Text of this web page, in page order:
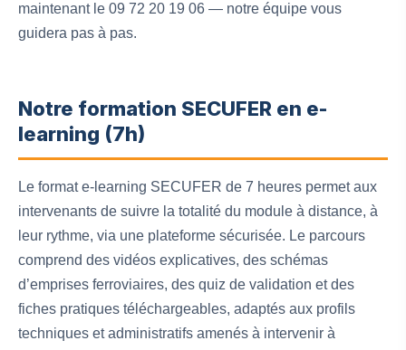
maintenant le 09 72 20 19 06 — notre équipe vous
guidera pas à pas.
Notre formation SECUFER en e-
learning (7h)
Le format e-learning SECUFER de 7 heures permet aux
intervenants de suivre la totalité du module à distance, à
leur rythme, via une plateforme sécurisée. Le parcours
comprend des vidéos explicatives, des schémas
d’emprises ferroviaires, des quiz de validation et des
fiches pratiques téléchargeables, adaptés aux profils
techniques et administratifs amenés à intervenir à